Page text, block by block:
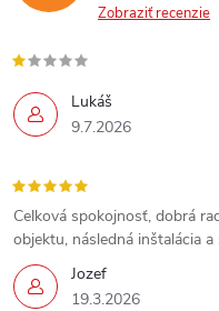
Zobraziť recenzie
Lukáš
9.7.2026
Jozef
19.3.2026
Celková spokojnosť, dobrá
objektu, následná inštalácia